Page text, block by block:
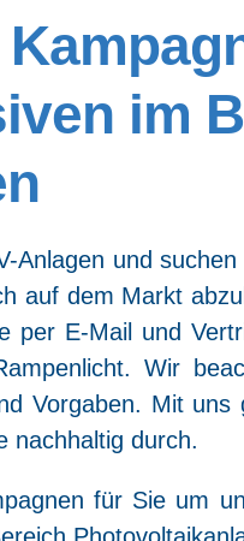
im
Anla­gen und
auf dem Markt
per E‑Mail und
Wir
Vor­ga­ben. Mit
nach­hal­tig durch.
für Sie um